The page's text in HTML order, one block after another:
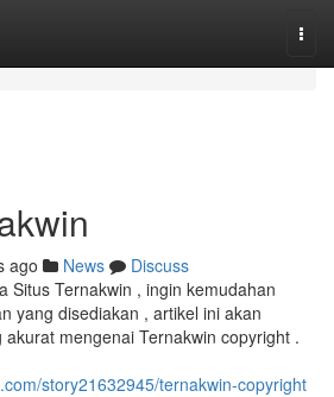
ago News
Discuss
Situs Ternakwin , ingin kemudahan
yang disediakan , artikel ini akan
mengenai Ternakwin copyright .
story21632945/ternakwin-copyright